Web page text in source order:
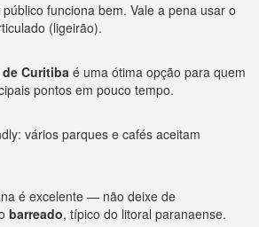
funciona bem. Vale a pena usar o
(ligeirão).
Curitiba é uma ótima opção para quem
pontos em pouco tempo.
vários parques e cafés aceitam
é excelente — não deixe de
barreado, típico do litoral paranaense.